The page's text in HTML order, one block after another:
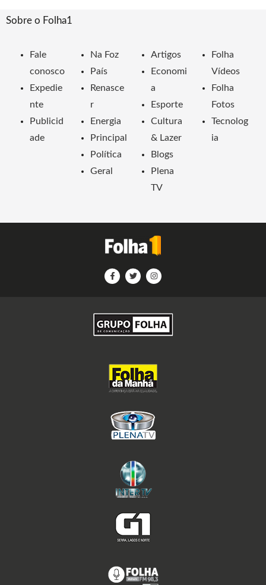
Sobre o Folha1
Fale
conosco
Expedie
nte
Publicid
ade
Na Foz
País
Renasce
r
Energia
Principal
Política
Geral
Artigos
Economi
a
Esporte
Cultura
& Lazer
Blogs
Plena
TV
Folha
Vídeos
Folha
Fotos
Tecnolog
ia